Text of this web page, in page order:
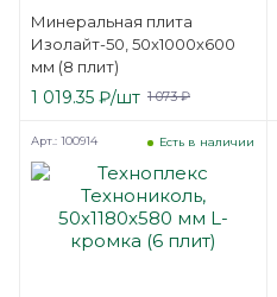
Минеральная плита
Изолайт-50, 50x1000x600
мм (8 плит)
1 019.35 ₽/шт 1 073₽
Есть в наличии
Арт.: 100914